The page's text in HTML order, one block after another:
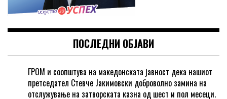
ПОСЛЕДНИ ОБЈАВИ
ГРОМ и соопштува на македонската јавност дека нашиот
претседател Стевче Јакимовски доброволно замина на
отслужување на затворската казна од шест и пол месеци.